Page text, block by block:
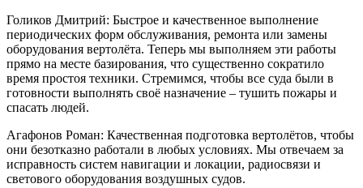
Голиков Дмитрий: Быстрое и качественное выполнение
периодических форм обслуживания, ремонта или замены
оборудования вертолёта. Теперь мы выполняем эти работы
прямо на месте базирования, что существенно сократило
время простоя техники. Стремимся, чтобы все суда были в
готовности выполнять своё назначение – тушить пожары и
спасать людей.
Агафонов Роман: Качественная подготовка вертолётов, чтобы
они безотказно работали в любых условиях. Мы отвечаем за
исправность систем навигации и локации, радиосвязи и
светового оборудования воздушных судов.